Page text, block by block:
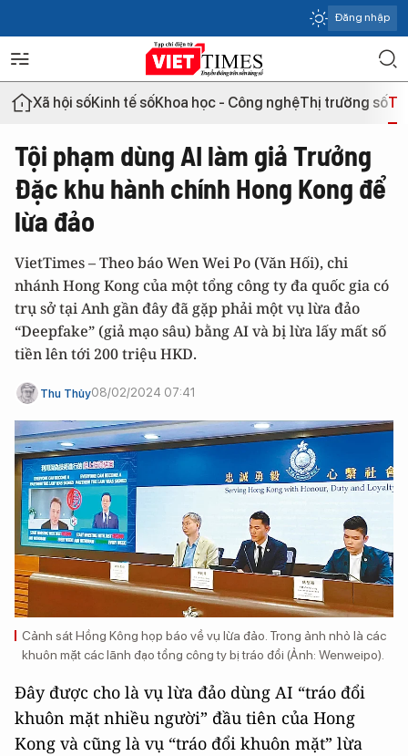
Đăng nhập
Xã hội sốKinh tế sốKhoa học - Công nghệThị trường số
Tội phạm dùng AI làm giả Trưởng
Đặc khu hành chính Hong Kong để
lừa đảo
VietTimes – Theo báo Wen Wei Po (Văn Hối), chi
nhánh Hong Kong của một tổng công ty đa quốc gia có
trụ sở tại Anh gần đây đã gặp phải một vụ lừa đảo
“Deepfake” (giả mạo sâu) bằng AI và bị lừa lấy mất số
tiền lên tới 200 triệu HKD.
Thu Thủy08/02/2024 07:41
Cảnh sát Hồng Kông họp báo về vụ lừa đảo. Trong ảnh nhỏ là các
khuôn mặt các lãnh đạo tổng công ty bị tráo đổi (Ảnh: Wenweipo).
Đây được cho là vụ lừa đảo dùng AI “tráo đổi
khuôn mặt nhiều người” đầu tiên của Hong
Kong và cũng là vụ “tráo đổi khuôn mặt” lừa